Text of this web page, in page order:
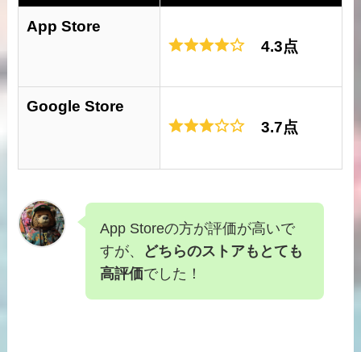
App Store
4.3点
Google Store
3.7点
App Storeの方が評価が高いで
すが、
どちらのストアもとても
高評価でした！